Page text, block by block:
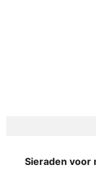
Sieraden voor